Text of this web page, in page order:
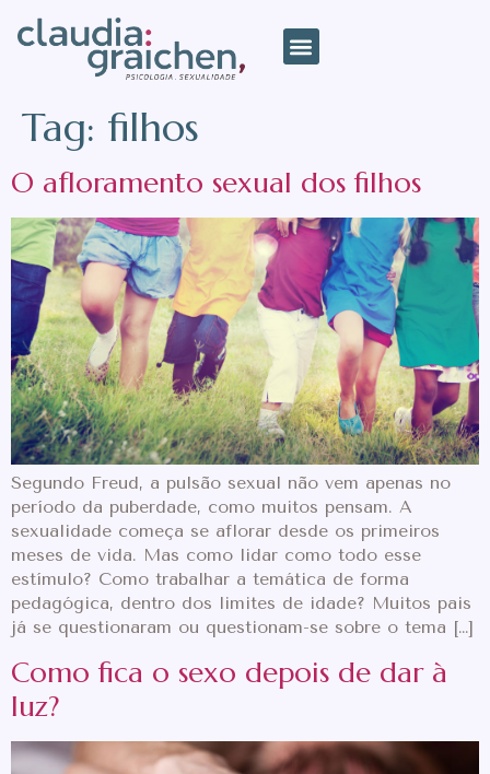
Tag: filhos
O afloramento sexual dos filhos
Segundo Freud, a pulsão sexual não vem apenas no
período da puberdade, como muitos pensam. A
sexualidade começa se aflorar desde os primeiros
meses de vida. Mas como lidar como todo esse
estímulo? Como trabalhar a temática de forma
pedagógica, dentro dos limites de idade? Muitos pais
já se questionaram ou questionam-se sobre o tema […]
Como fica o sexo depois de dar à
luz?